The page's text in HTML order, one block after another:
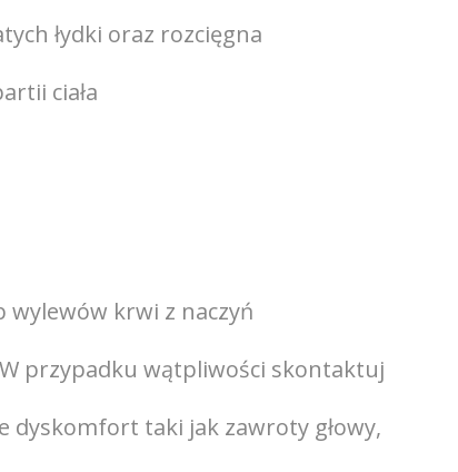
łydki oraz rozcięgna
ciała
krwi z naczyń
przypadku wątpliwości skontaktuj
dyskomfort taki jak zawroty głowy,